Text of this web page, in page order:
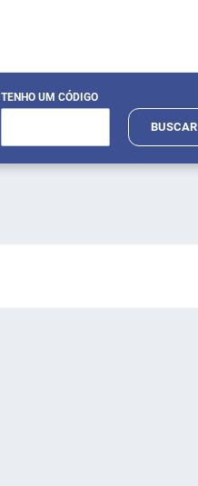
TENHO UM CÓDIGO
BUSCAR